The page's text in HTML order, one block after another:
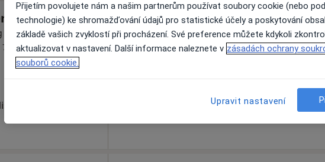
7 názorů
Dnes
7 Srpen
Zítra
8 Srpen
Ne
9 Srpen
Po
10
Přijetím povolujete nám a našim partnerům používat soubory cookie (nebo
technologie) ke shromažďování údajů pro statistické účely a poskytování
základě vašich zvyklostí při procházení. Své preference můžete kdykoli
aktualizovat v nastavení. Další informace naleznete v zásadách ochrany
souborů cookie.
Upravit nastavení